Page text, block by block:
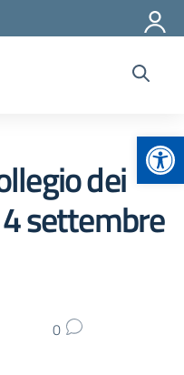
dei
settembre
0